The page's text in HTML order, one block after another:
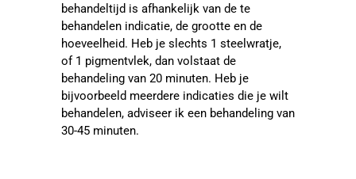
behandeltijd is afhankelijk van de te
behandelen indicatie, de grootte en de
hoeveelheid. Heb je slechts 1 steelwratje,
of 1 pigmentvlek, dan volstaat de
behandeling van 20 minuten. Heb je
bijvoorbeeld meerdere indicaties die je wilt
behandelen, adviseer ik een behandeling van
30-45 minuten.